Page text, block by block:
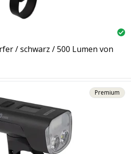
erste Wahl. Die leistungsfähigen
gekoppelt mit
für fast alle
im Veloalltag.
/ schwarz / 500 Lumen von
Premium